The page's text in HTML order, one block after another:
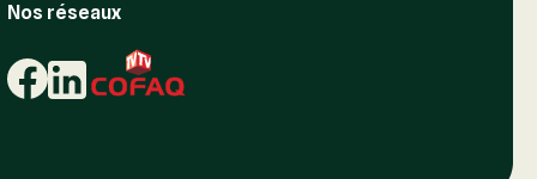
Nos réseaux